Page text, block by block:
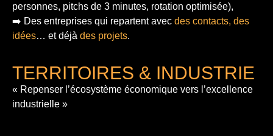
personnes, pitchs de 3 minutes, rotation optimisée),
➡️ Des entreprises qui repartent avec des contacts, des
idées… et déjà des projets.
TERRITOIRES & INDUSTRIE
« Repenser l’écosystème économique vers l’excellence
industrielle »